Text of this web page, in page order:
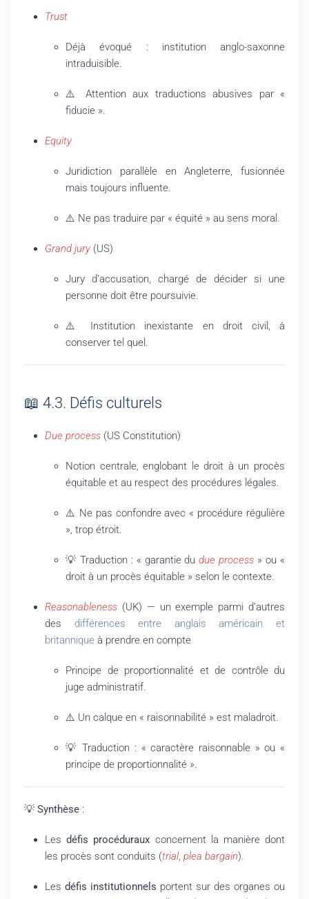
Trust
Déjà évoqué : institution anglo-saxonne
intraduisible.
⚠️ Attention aux traductions abusives par «
fiducie ».
Equity
Juridiction parallèle en Angleterre, fusionnée
mais toujours influente.
⚠️ Ne pas traduire par « équité » au sens moral.
Grand jury (US)
Jury d’accusation, chargé de décider si une
personne doit être poursuivie.
⚠️ Institution inexistante en droit civil, à
conserver tel quel.
📖 4.3. Défis culturels
Due process (US Constitution)
Notion centrale, englobant le droit à un procès
équitable et au respect des procédures légales.
⚠️ Ne pas confondre avec « procédure régulière
», trop étroit.
💡 Traduction : « garantie dudue process » ou «
droit à un procès équitable » selon le contexte.
Reasonableness (UK) — un exemple parmi d’autres
des différences entre anglais américain et
britannique à prendre en compte
Principe de proportionnalité et de contrôle du
juge administratif.
⚠️ Un calque en « raisonnabilité » est maladroit.
💡 Traduction : « caractère raisonnable » ou «
principe de proportionnalité ».
💡 Synthèse :
Lesdéfis procéduraux concernent la manière dont
les procès sont conduits (trial, plea bargain).
Les défis institutionnels portent sur des organes ou